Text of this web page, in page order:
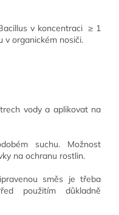
v koncentraci ≥ 1
v organickém nosiči.
vody a aplikovat na
suchu. Možnost
na ochranu rostlin.
směs je třeba
použitím důkladně